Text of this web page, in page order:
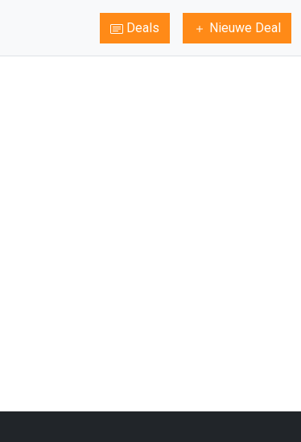
Deals Nieuwe Deal